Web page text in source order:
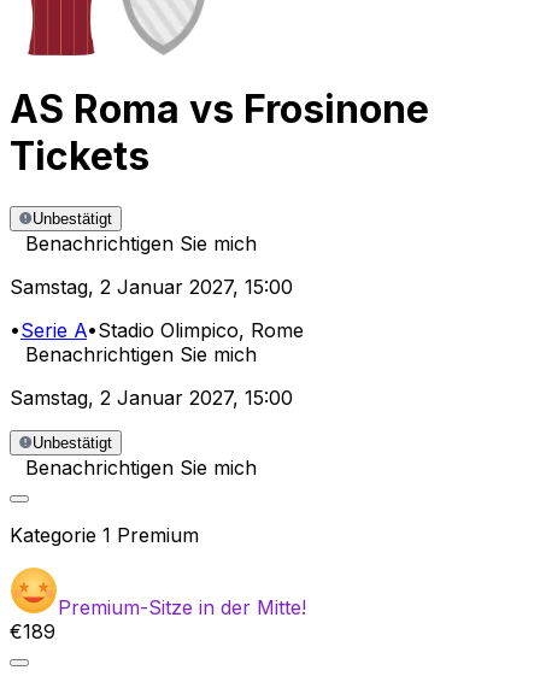
AS Roma vs Frosinone
Tickets
Unbestätigt
Benachrichtigen Sie mich
Samstag, 2 Januar 2027, 15:00
•Serie A•Stadio Olimpico, Rome
Benachrichtigen Sie mich
Samstag, 2 Januar 2027, 15:00
Unbestätigt
Benachrichtigen Sie mich
Kategorie 1 Premium
Premium-Sitze in der Mitte!
€189